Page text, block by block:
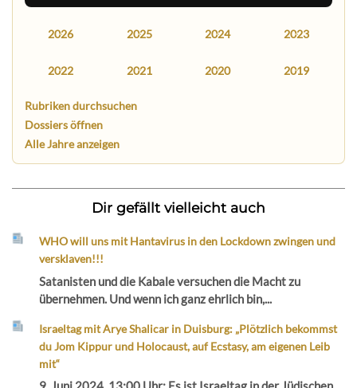
2026 2025 2024 2023
2022 2021 2020 2019
Rubriken durchsuchen
Dossiers öffnen
Alle Jahre anzeigen
Dir gefällt vielleicht auch
WHO will uns mit Hantavirus in den Lockdown zwingen und
versklaven!!!
Satanisten und die Kabale versuchen die Macht zu
übernehmen. Und wenn ich ganz ehrlich bin,...
Israeltag mit Arye Shalicar in Duisburg: „Plötzlich bekommst
du Jom Kippur und Holocaust, auf Ecstasy, am eigenen Leib
mit“